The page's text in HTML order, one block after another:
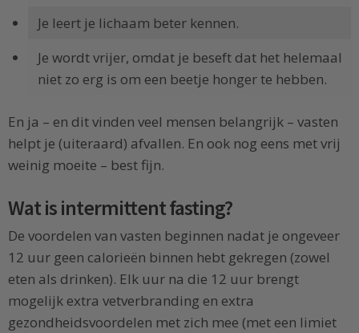
Je leert je lichaam beter kennen.
Je wordt vrijer, omdat je beseft dat het helemaal
niet zo erg is om een beetje honger te hebben.
En ja – en dit vinden veel mensen belangrijk – vasten
helpt je (uiteraard) afvallen. En ook nog eens met vrij
weinig moeite – best fijn.
Wat is intermittent fasting?
De voordelen van vasten beginnen nadat je ongeveer
12 uur geen calorieën binnen hebt gekregen (zowel
eten als drinken). Elk uur na die 12 uur brengt
mogelijk extra vetverbranding en extra
gezondheidsvoordelen met zich mee (met een limiet